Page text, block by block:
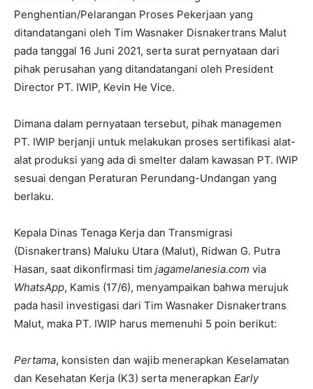
Penghentian/Pelarangan Proses Pekerjaan yang
ditandatangani oleh Tim Wasnaker Disnakertrans Malut
pada tanggal 16 Juni 2021, serta surat pernyataan dari
pihak perusahan yang ditandatangani oleh President
Director PT. IWIP, Kevin He Vice.
Dimana dalam pernyataan tersebut, pihak managemen
PT. IWIP berjanji untuk melakukan proses sertifikasi alat-
alat produksi yang ada di smelter dalam kawasan PT. IWIP
sesuai dengan Peraturan Perundang-Undangan yang
berlaku.
Kepala Dinas Tenaga Kerja dan Transmigrasi
(Disnakertrans) Maluku Utara (Malut), Ridwan G. Putra
Hasan, saat dikonfirmasi tim jagamelanesia.com via
WhatsApp, Kamis (17/6), menyampaikan bahwa merujuk
pada hasil investigasi dari Tim Wasnaker Disnakertrans
Malut, maka PT. IWIP harus memenuhi 5 poin berikut:
Pertama, konsisten dan wajib menerapkan Keselamatan
dan Kesehatan Kerja (K3) serta menerapkan Early